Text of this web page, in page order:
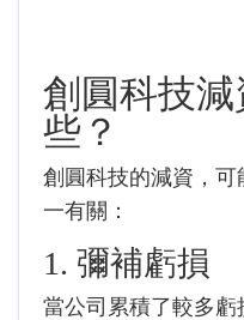
創圓科技減
些？
創圓科技的減資，可
一有關：
1. 彌補虧損
當公司累積了較多